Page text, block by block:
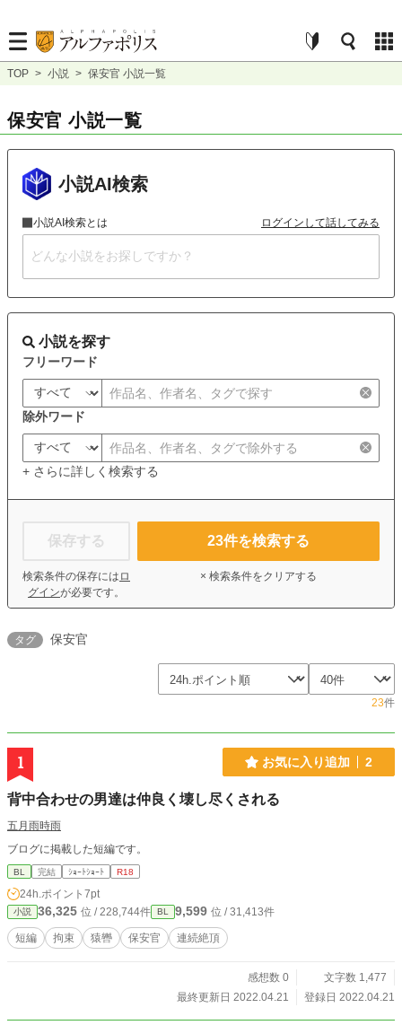
TOP > 小説 > 保安官 小説一覧
保安官 小説一覧
小説AI検索
小説AI検索とは ログインして話してみる
小説を探す
フリーワード
除外ワード
+ さらに詳しく検索する
保存する
検索条件の保存には ロ
グインが必要です。
23件を検索する
× 検索条件をクリアする
タグ 保安官
23件
1 お気に入り追加 2
背中合わせの男達は仲良く壊し尽くされる
五月雨時雨
ブログに掲載した短編です。
BL 完結 ｼｮｰﾄｼｮｰﾄ R18
24h.ポイント 7pt
小説 36,325 位 / 228,744件 BL 9,599 位 / 31,413件
短編 拘束 猿轡 保安官 連続絶頂
感想数 0
文字数 1,477
最終更新日 2022.04.21
登録日 2022.04.21